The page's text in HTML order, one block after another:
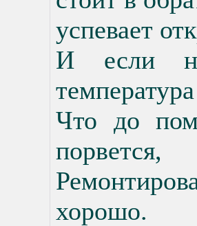
успевает
И если
Что до
хорошо.